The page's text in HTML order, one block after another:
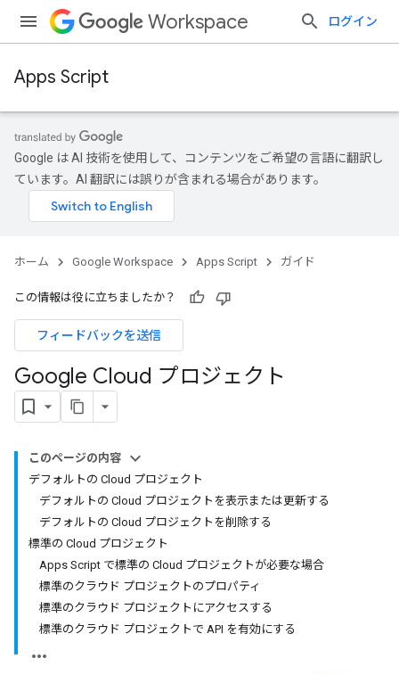
Workspace ログイン
Apps Script
Google は AI 技術を使用して、コンテンツをご希望の言語に翻訳し
ています。AI 翻訳には誤りが含まれる場合があります。
ホーム Google Workspace Apps Script ガイド
この情報は役に立ちましたか？
フィードバックを送信
Google Cloud プロジェクト
このページの内容
デフォルトの Cloud プロジェクト
デフォルトの Cloud プロジェクトを表示または更新する
デフォルトの Cloud プロジェクトを削除する
標準の Cloud プロジェクト
Apps Script で標準の Cloud プロジェクトが必要な場合
標準のクラウド プロジェクトのプロパティ
標準のクラウド プロジェクトにアクセスする
標準のクラウド プロジェクトで API を有効にする